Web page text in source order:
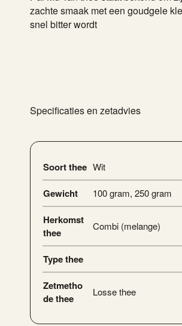
zachte smaak met een goudgele
snel bitter wordt
Specificaties en zetadvies
Soort thee Wit
Gewicht 100 gram, 250 gram
Herkomst
thee
Combi (melange)
Type thee
Zetmetho
de thee
Losse thee